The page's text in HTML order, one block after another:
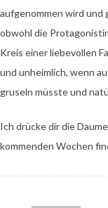
aufgenommen wird und
obwohl die
Kreis einer liebevollen
und unheimlich, wenn
gruseln müsste und
Ich drücke dir die
kommenden Wochen